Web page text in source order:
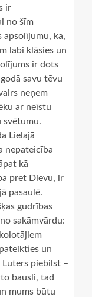
ir
no šīm
apsolījumu, ka,
labi klāsies un
ir dots
savu tēvu
neņem
ar neīstu
svētumu.
Lielajā
nepateicība
kā
pret Dievu, ir
pasaulē.
gudrības
sakāmvārdu:
un
Luters piebilst –
bausli, tad
mums būtu